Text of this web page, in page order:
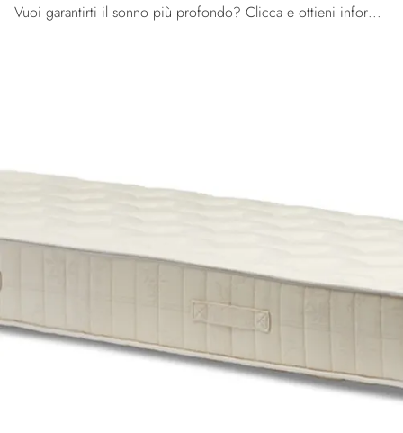
Vuoi garantirti il sonno più profondo? Clicca e ottieni informazioni sul materasso Top Spring tra i modelli a molle insacchettate singoli di ...